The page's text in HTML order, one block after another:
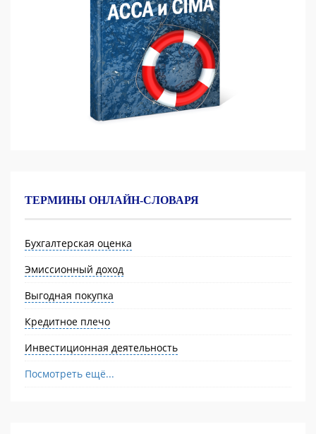
ТЕРМИНЫ ОНЛАЙН-СЛОВАРЯ
Бухгалтерская оценка
Эмиссионный доход
Выгодная покупка
Кредитное плечо
Инвестиционная деятельность
Посмотреть ещё...